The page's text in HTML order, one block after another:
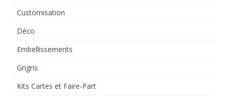
Customisation
Déco
Embellissements
Grigris
Kits Cartes et Faire-Part